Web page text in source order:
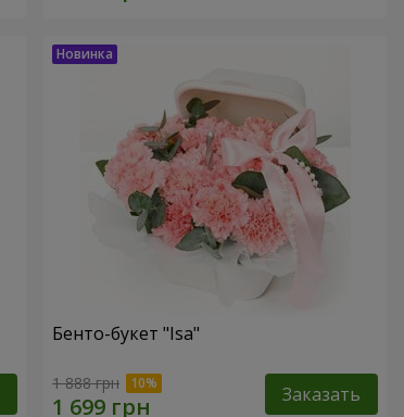
Бенто-букет "Isa"
1 888 грн Заказать